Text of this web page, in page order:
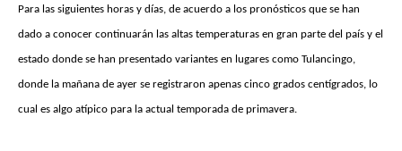
Para las siguientes horas y días, de acuerdo a los pronósticos que se han
dado a conocer continuarán las altas temperaturas en gran parte del país y el
estado donde se han presentado variantes en lugares como Tulancingo,
donde la mañana de ayer se registraron apenas cinco grados centígrados, lo
cual es algo atípico para la actual temporada de primavera.